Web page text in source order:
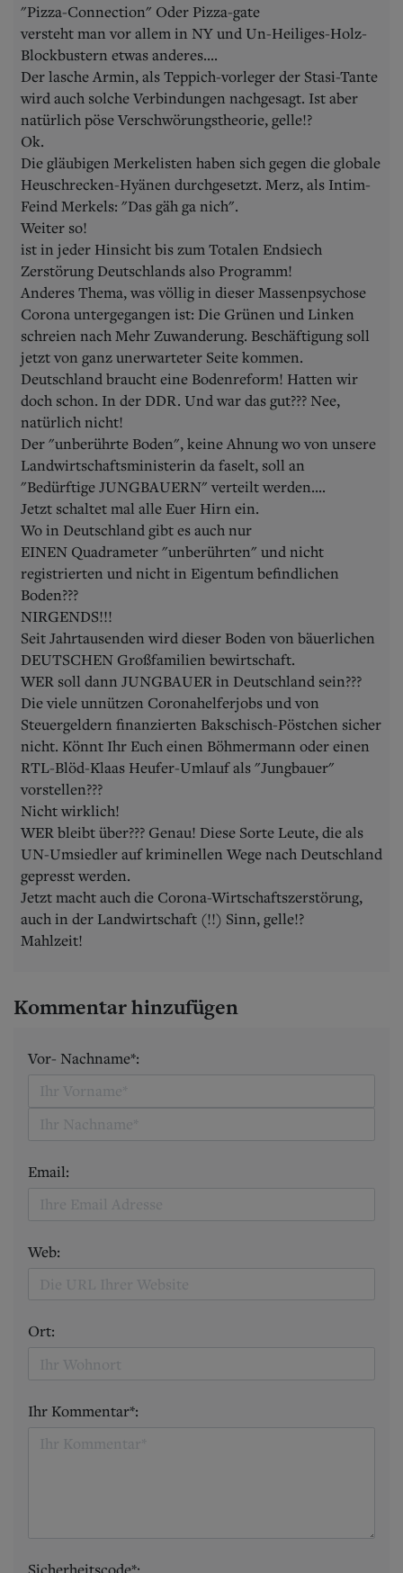
"Pizza-Connection" Oder Pizza-gate
versteht man vor allem in NY und Un-Heiliges-Holz-
Blockbustern etwas anderes....
Der lasche Armin, als Teppich-vorleger der Stasi-Tante
wird auch solche Verbindungen nachgesagt. Ist aber
natürlich pöse Verschwörungstheorie, gelle!?
Ok.
Die gläubigen Merkelisten haben sich gegen die globale
Heuschrecken-Hyänen durchgesetzt. Merz, als Intim-
Feind Merkels: "Das gäh ga nich".
Weiter so!
ist in jeder Hinsicht bis zum Totalen Endsiech
Zerstörung Deutschlands also Programm!
Anderes Thema, was völlig in dieser Massenpsychose
Corona untergegangen ist: Die Grünen und Linken
schreien nach Mehr Zuwanderung. Beschäftigung soll
jetzt von ganz unerwarteter Seite kommen.
Deutschland braucht eine Bodenreform! Hatten wir
doch schon. In der DDR. Und war das gut??? Nee,
natürlich nicht!
Der "unberührte Boden", keine Ahnung wo von unsere
Landwirtschaftsministerin da faselt, soll an
"Bedürftige JUNGBAUERN" verteilt werden....
Jetzt schaltet mal alle Euer Hirn ein.
Wo in Deutschland gibt es auch nur
EINEN Quadrameter "unberührten" und nicht
registrierten und nicht in Eigentum befindlichen
Boden???
NIRGENDS!!!
Seit Jahrtausenden wird dieser Boden von bäuerlichen
DEUTSCHEN Großfamilien bewirtschaft.
WER soll dann JUNGBAUER in Deutschland sein???
Die viele unnützen Coronahelferjobs und von
Steuergeldern finanzierten Bakschisch-Pöstchen sicher
nicht. Könnt Ihr Euch einen Böhmermann oder einen
RTL-Blöd-Klaas Heufer-Umlauf als "Jungbauer"
vorstellen???
Nicht wirklich!
WER bleibt über??? Genau! Diese Sorte Leute, die als
UN-Umsiedler auf kriminellen Wege nach Deutschland
gepresst werden.
Jetzt macht auch die Corona-Wirtschaftszerstörung,
auch in der Landwirtschaft (!!) Sinn, gelle!?
Mahlzeit!
Kommentar hinzufügen
Vor- Nachname*:
Email:
Web:
Ort:
Ihr Kommentar*: